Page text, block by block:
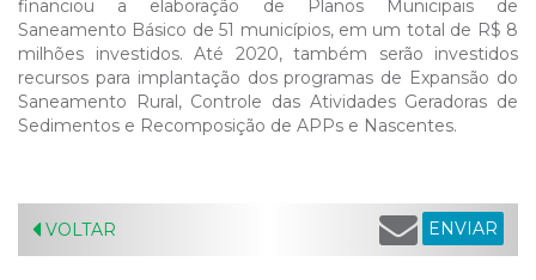
financiou a elaboração de Planos Municipais de
Saneamento Básico de 51 municípios, em um total de R$ 8
milhões investidos. Até 2020, também serão investidos
recursos para implantação dos programas de Expansão do
Saneamento Rural, Controle das Atividades Geradoras de
Sedimentos e Recomposição de APPs e Nascentes.
VOLTAR ENVIAR